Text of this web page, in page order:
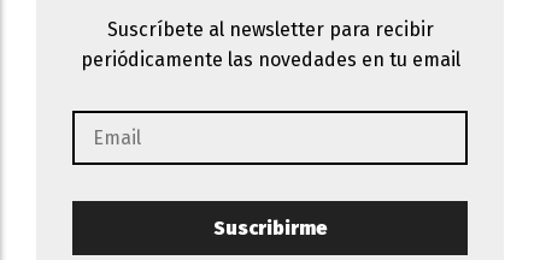
Suscríbete al newsletter para recibir
periódicamente las novedades en tu email
Suscribirme